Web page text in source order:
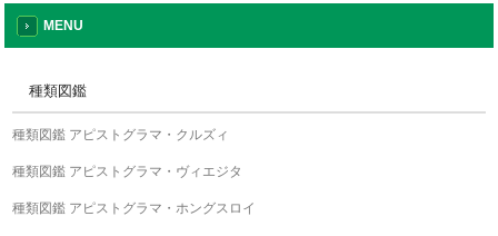
MENU
種類図鑑
種類図鑑 アピストグラマ・クルズィ
種類図鑑 アピストグラマ・ヴィエジタ
種類図鑑 アピストグラマ・ホングスロイ